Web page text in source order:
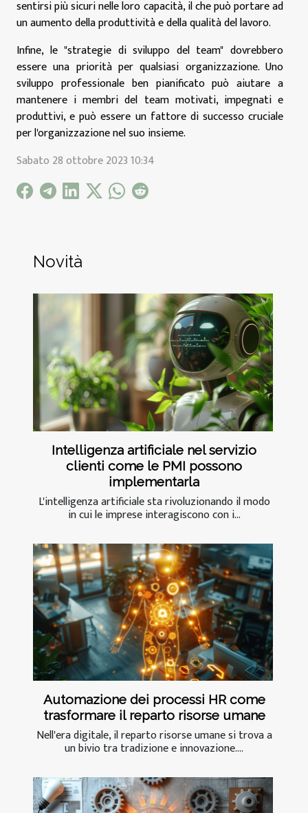
sentirsi più sicuri nelle loro capacità, il che può portare ad
un aumento della produttività e della qualità del lavoro.
Infine, le "strategie di sviluppo del team" dovrebbero
essere una priorità per qualsiasi organizzazione. Uno
sviluppo professionale ben pianificato può aiutare a
mantenere i membri del team motivati, impegnati e
produttivi, e può essere un fattore di successo cruciale
per l'organizzazione nel suo insieme.
Sabato 28 ottobre 2023 10:34
Novità
Intelligenza artificiale nel servizio
clienti come le PMI possono
implementarla
L'intelligenza artificiale sta rivoluzionando il modo
in cui le imprese interagiscono con i...
Automazione dei processi HR come
trasformare il reparto risorse umane
Nell'era digitale, il reparto risorse umane si trova a
un bivio tra tradizione e innovazione....